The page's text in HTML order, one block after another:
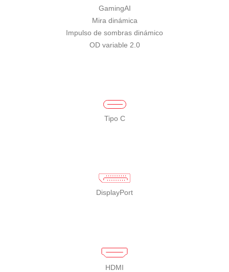
GamingAI
Mira dinámica
Impulso de sombras dinámico
OD variable 2.0
Tipo C
DisplayPort
HDMI